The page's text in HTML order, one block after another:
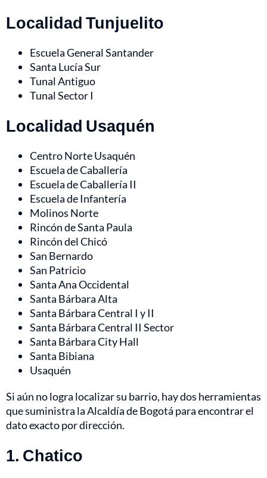
Localidad Tunjuelito
Escuela General Santander
Santa Lucía Sur
Tunal Antiguo
Tunal Sector I
Localidad Usaquén
Centro Norte Usaquén
Escuela de Caballería
Escuela de Caballería II
Escuela de Infantería
Molinos Norte
Rincón de Santa Paula
Rincón del Chicó
San Bernardo
San Patricio
Santa Ana Occidental
Santa Bárbara Alta
Santa Bárbara Central I y II
Santa Bárbara Central II Sector
Santa Bárbara City Hall
Santa Bibiana
Usaquén
Si aún no logra localizar su barrio, hay dos herramientas
que suministra la Alcaldía de Bogotá para encontrar el
dato exacto por dirección.
1. Chatico